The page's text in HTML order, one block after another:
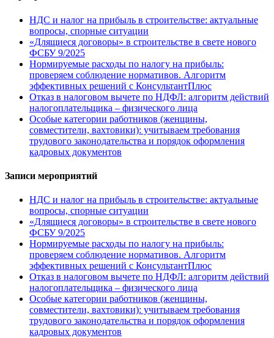
НДС и налог на прибыль в строительстве: актуальные
вопросы, спорные ситуации
«Длящиеся договоры» в строительстве в свете нового
ФСБУ 9/2025
Нормируемые расходы по налогу на прибыль:
проверяем соблюдение нормативов. Алгоритм
эффективных решений с КонсультантПлюс
Отказ в налоговом вычете по НДФЛ: алгоритм действий
налогоплательщика – физического лица
Особые категории работников (женщины,
совместители, вахтовики): учитываем требования
трудового законодательства и порядок оформления
кадровых документов
Записи мероприятий
НДС и налог на прибыль в строительстве: актуальные
вопросы, спорные ситуации
«Длящиеся договоры» в строительстве в свете нового
ФСБУ 9/2025
Нормируемые расходы по налогу на прибыль:
проверяем соблюдение нормативов. Алгоритм
эффективных решений с КонсультантПлюс
Отказ в налоговом вычете по НДФЛ: алгоритм действий
налогоплательщика – физического лица
Особые категории работников (женщины,
совместители, вахтовики): учитываем требования
трудового законодательства и порядок оформления
кадровых документов